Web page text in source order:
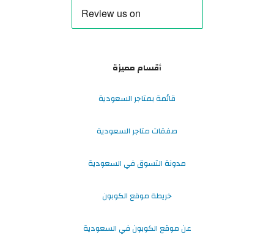
أقسام مميزة
قائمة بمتاجر السعودية
صفقات متاجر السعودية
مدونة التسوق في السعودية
خريطة موقع الكوبون
عن موقع الكوبون في السعودية